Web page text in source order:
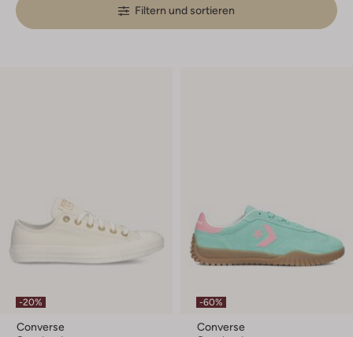
Filtern und sortieren
-20%
Converse
-60%
Converse